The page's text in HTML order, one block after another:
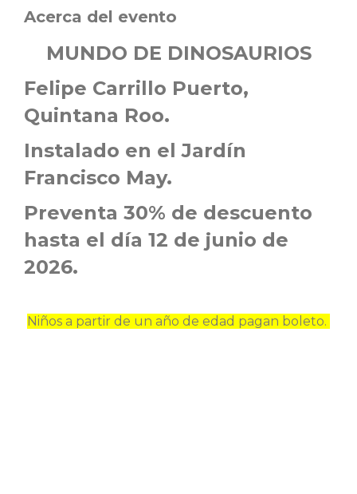
Acerca del evento
MUNDO DE DINOSAURIOS
Felipe Carrillo Puerto,
Quintana Roo.
Instalado en el Jardín
Francisco May.
Preventa 30% de descuento
hasta el día 12 de junio de
2026.
Niños a partir de un año de edad pagan boleto.